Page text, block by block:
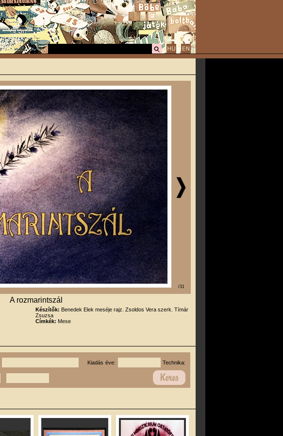
/31
A rozmarintszál
Készítők: Benedek Elek meséje rajz. Zsoldos Vera szerk. Tímár
Zsuzsa
Címkék: Mese
Kiadás éve: Technika: